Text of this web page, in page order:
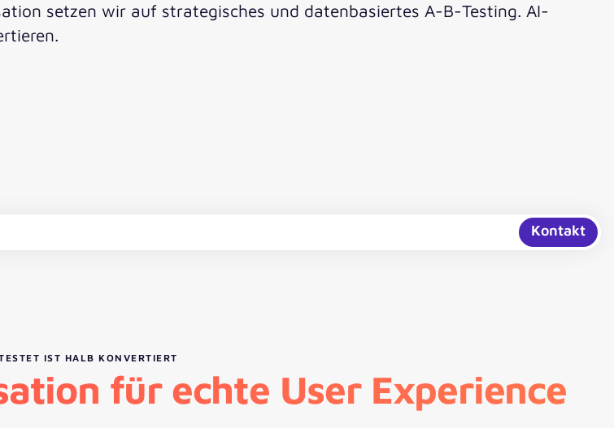
setzen wir auf strategisches und datenbasiertes A-B-Testing. AI-
Kontakt
IST HALB KONVERTIERT
für echte User Experience